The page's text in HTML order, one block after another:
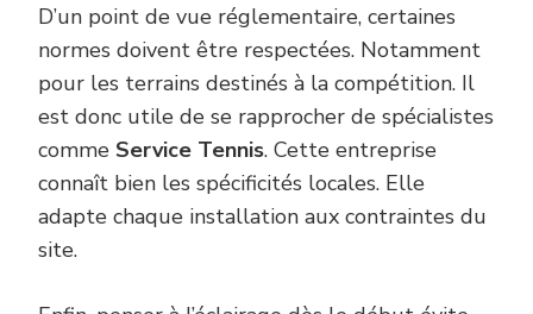
D’un point de vue réglementaire, certaines
normes doivent être respectées. Notamment
pour les terrains destinés à la compétition. Il
est donc utile de se rapprocher de spécialistes
comme Service Tennis. Cette entreprise
connaît bien les spécificités locales. Elle
adapte chaque installation aux contraintes du
site.